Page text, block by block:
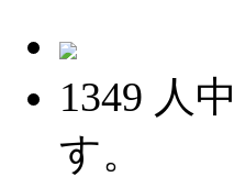
1349 人中
す。